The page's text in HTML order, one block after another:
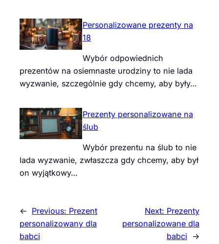
Personalizowane prezenty na
18
Wybór odpowiednich
prezentów na osiemnaste urodziny to nie lada
wyzwanie, szczególnie gdy chcemy, aby były…
Prezenty personalizowane na
ślub
Wybór prezentu na ślub to nie
lada wyzwanie, zwłaszcza gdy chcemy, aby był
on wyjątkowy…
← Previous: Prezent
personalizowany dla
babci
Next: Prezenty
personalizowane dla
babci
→